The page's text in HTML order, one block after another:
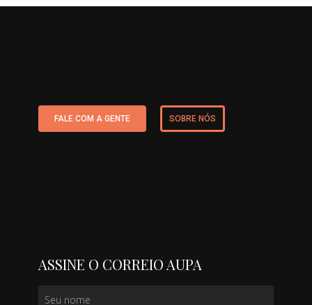
FALE COM A GENTE SOBRE NÓS
ASSINE O CORREIO AUPA